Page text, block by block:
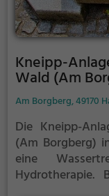
Kneipp-
Wald (Am
Am Borgberg, 49170
Die Kneipp-
(Am Borgberg)
eine
Hydrotherapie.